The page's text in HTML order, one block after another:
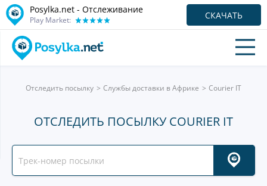
Posylka.net - Отслеживание
Play Market: СКАЧАТЬ
Отследить посылку Службы доставки в Африке Courier IT
ОТСЛЕДИТЬ ПОСЫЛКУ COURIER IT